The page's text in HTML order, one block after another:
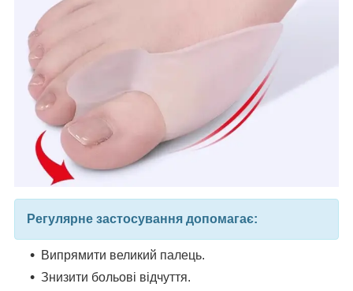
Регулярне застосування допомагає:
Випрямити великий палець.
Знизити больові відчуття.